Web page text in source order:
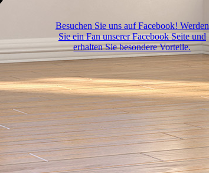
Besuchen Sie uns auf Facebook! Werden
Sie ein Fan unserer Facebook Seite und
erhalten Sie besondere Vorteile.